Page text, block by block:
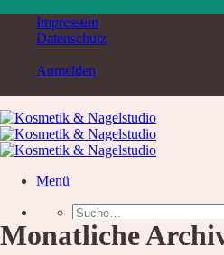
Impressum
Datenschutz
Anmelden
Menü
Suche
nach:
Home
Monatliche